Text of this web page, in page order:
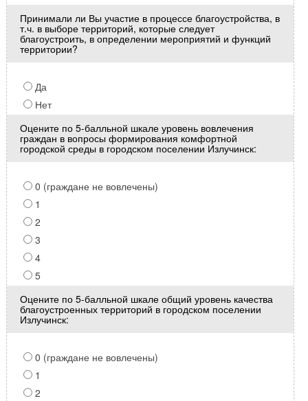
Принимали ли Вы участие в процессе благоустройства, в
т.ч. в выборе территорий, которые следует
благоустроить, в определении мероприятий и функций
территории?
Да
Нет
Оцените по 5-балльной шкале уровень вовлечения
граждан в вопросы формирования комфортной
городской среды в городском поселении Излучинск:
0 (граждане не вовлечены)
1
2
3
4
5
Оцените по 5-балльной шкале общий уровень качества
благоустроенных территорий в городском поселении
Излучинск:
0 (граждане не вовлечены)
1
2